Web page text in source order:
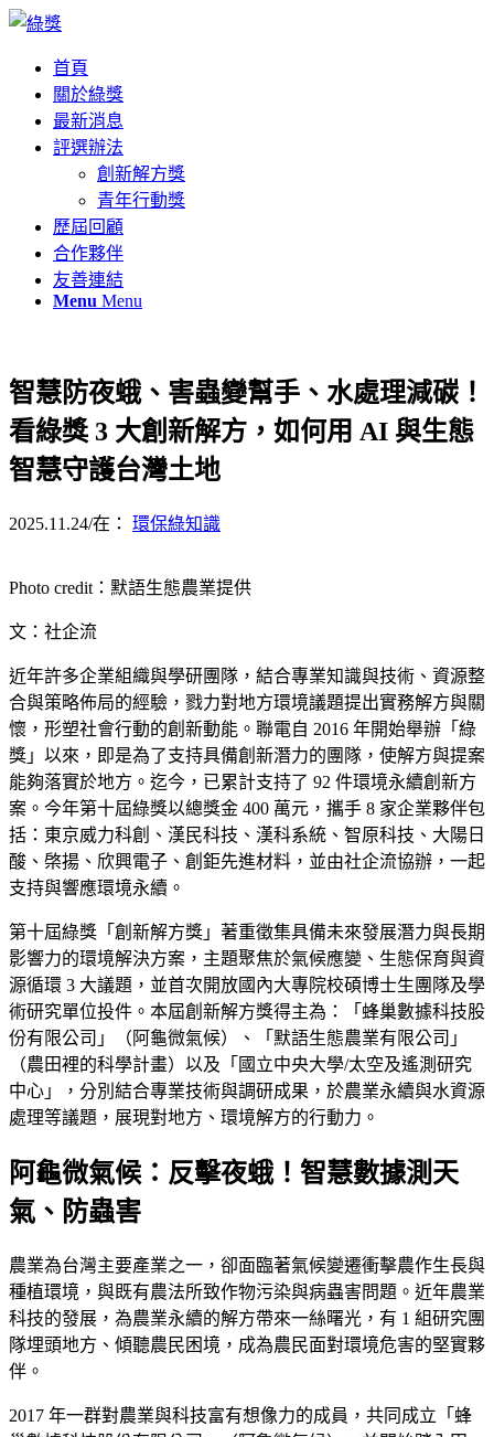
首頁
關於綠獎
最新消息
評選辦法
創新解方獎
青年行動獎
歷屆回顧
合作夥伴
友善連結
Menu Menu
智慧防夜蛾、害蟲變幫手、水處理減碳！
看綠獎 3 大創新解方，如何用 AI 與生態
智慧守護台灣土地
2025.11.24/在： 環保綠知識
Photo credit：默語生態農業提供
文：社企流
近年許多企業組織與學研團隊，結合專業知識與技術、資源整
合與策略佈局的經驗，戮力對地方環境議題提出實務解方與關
懷，形塑社會行動的創新動能。聯電自 2016 年開始舉辦「綠
獎」以來，即是為了支持具備創新潛力的團隊，使解方與提案
能夠落實於地方。迄今，已累計支持了 92 件環境永續創新方
案。今年第十屆綠獎以總獎金 400 萬元，攜手 8 家企業夥伴包
括：東京威力科創、漢民科技、漢科系統、智原科技、大陽日
酸、棨揚、欣興電子、創鉅先進材料，並由社企流協辦，一起
支持與響應環境永續。
第十屆綠獎「創新解方獎」著重徵集具備未來發展潛力與長期
影響力的環境解決方案，主題聚焦於氣候應變、生態保育與資
源循環 3 大議題，並首次開放國內大專院校碩博士生團隊及學
術研究單位投件。本屆創新解方獎得主為：「蜂巢數據科技股
份有限公司」（阿龜微氣候）、「默語生態農業有限公司」
（農田裡的科學計畫）以及「國立中央大學/太空及遙測研究
中心」，分別結合專業技術與調研成果，於農業永續與水資源
處理等議題，展現對地方、環境解方的行動力。
阿龜微氣候：反擊夜蛾！智慧數據測天
氣、防蟲害
農業為台灣主要產業之一，卻面臨著氣候變遷衝擊農作生長與
種植環境，與既有農法所致作物污染與病蟲害問題。近年農業
科技的發展，為農業永續的解方帶來一絲曙光，有 1 組研究團
隊埋頭地方、傾聽農民困境，成為農民面對環境危害的堅實夥
伴。
2017 年一群對農業與科技富有想像力的成員，共同成立「蜂